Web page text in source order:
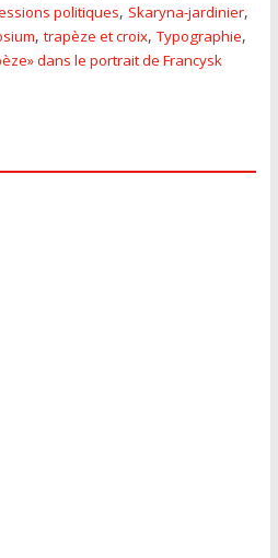
politiques, Skaryna-jardinier,
,trapèze et croix,Typographie,
dans le portrait de Francysk